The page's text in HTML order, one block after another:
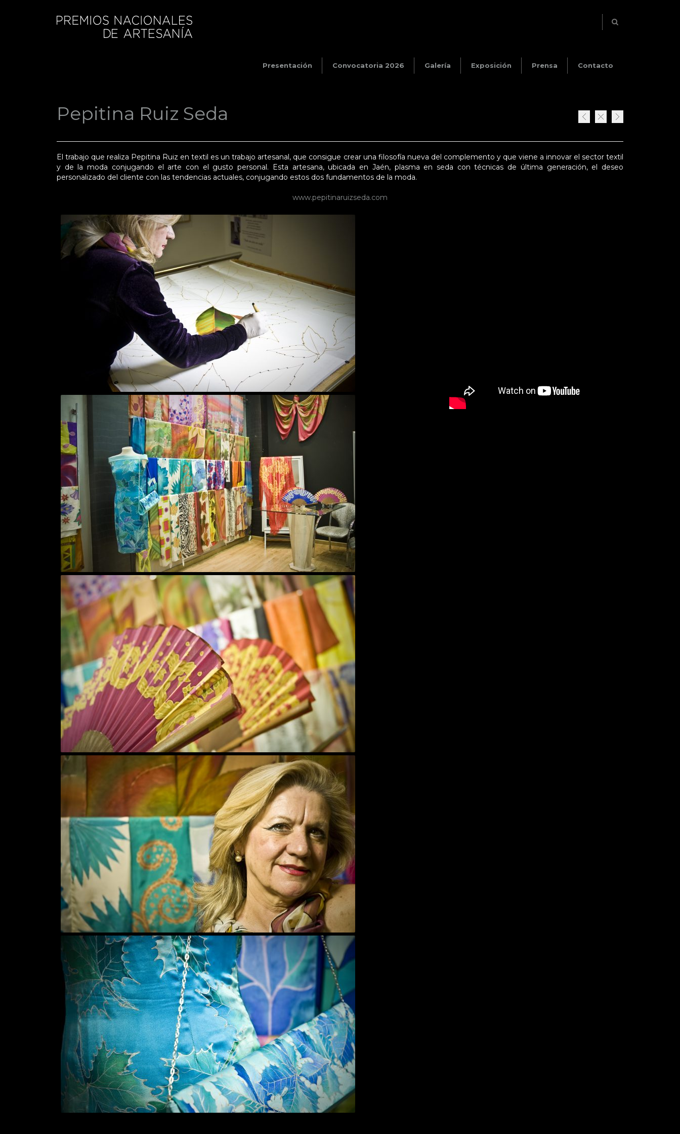
Presentación Convocatoria 2026 Galería Exposición Prensa Contacto
Pepitina Ruiz Seda
El trabajo que realiza Pepitina Ruiz en textil es un trabajo artesanal, que consigue crear una filosofía nueva del complemento y que viene a innovar el sector textil
y de la moda conjugando el arte con el gusto personal. Esta artesana, ubicada en Jaén, plasma en seda con técnicas de última generación, el deseo
personalizado del cliente con las tendencias actuales, conjugando estos dos fundamentos de la moda.
www.pepitinaruizseda.com